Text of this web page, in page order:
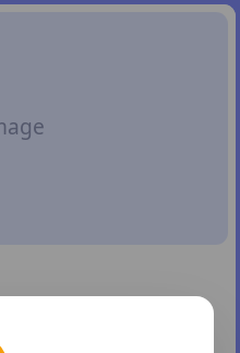
、搜索整台 Mac。